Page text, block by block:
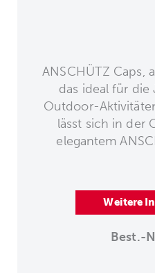
ANSCHÜTZ Caps,
das ideal für die
Outdoor-
lässt sich in der
elegantem
Weitere
Best.-